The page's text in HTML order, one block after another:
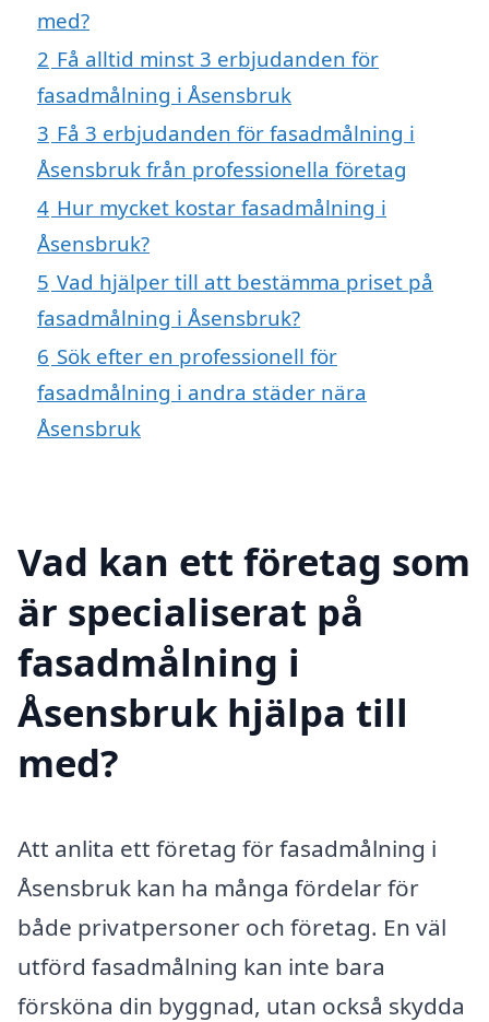
med?
2 Få alltid minst 3 erbjudanden för
fasadmålning i Åsensbruk
3 Få 3 erbjudanden för fasadmålning i
Åsensbruk från professionella företag
4 Hur mycket kostar fasadmålning i
Åsensbruk?
5 Vad hjälper till att bestämma priset på
fasadmålning i Åsensbruk?
6 Sök efter en professionell för
fasadmålning i andra städer nära
Åsensbruk
Vad kan ett företag som
är specialiserat på
fasadmålning i
Åsensbruk hjälpa till
med?
Att anlita ett företag för fasadmålning i
Åsensbruk kan ha många fördelar för
både privatpersoner och företag. En väl
utförd fasadmålning kan inte bara
försköna din byggnad, utan också skydda